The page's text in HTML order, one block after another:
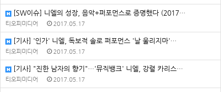
[SW이슈] 니엘의 성장, 음악+퍼포먼스로 증명했다 (2017…
티오피미디어 2017.05.17
[기사] '인가' 니엘, 독보적 솔로 퍼포먼스 '날 울리지마'…
티오피미디어 2017.05.17
[기사] "진한 남자의 향기"…'뮤직뱅크' 니엘, 강렬 카리스…
티오피미디어 2017.05.17